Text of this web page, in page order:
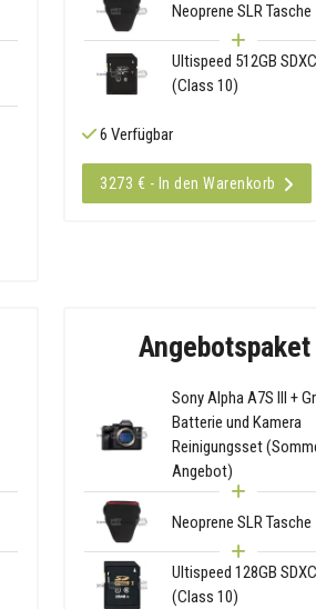
Neoprene SLR Tasche
Ultispeed 512GB
(Class 10)
6 Verfügbar
3273 € - In den Warenkorb
Angebotspaket
Sony Alpha A7S III +
Batterie und Kamera
Reinigungsset
Angebot)
Neoprene SLR Tasche
Ultispeed 128GB
(Class 10)